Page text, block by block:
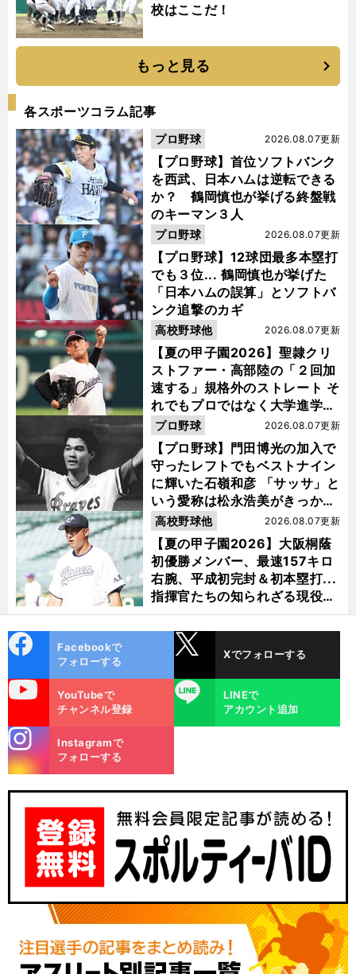
校はここだ！
もっと見る
各スポーツコラム記事
【プロ野球】首位ソフトバンク
を西武、日本ハムは逆転できる
か？ 鶴岡慎也が挙げる終盤戦
のキーマン３人
2026.08.07更新
プロ野球
【プロ野球】12球団最多本塁打
でも３位... 鶴岡慎也が挙げた
「日本ハムの誤算」とソフトバ
ンク追撃のカギ
2026.08.07更新
プロ野球
【夏の甲子園2026】聖隷クリ
ストファー・高部陸の「２回加
速する」規格外のストレート そ
れでもプロではなく大学進学を
選ぶ理由
2026.08.07更新
高校野球他
【プロ野球】門田博光の加入で
守ったレフトでもベストナイン
に輝いた石嶺和彦 「サッサ」と
いう愛称は松永浩美がきっか
け？
2026.08.07更新
プロ野球
【夏の甲子園2026】大阪桐蔭
初優勝メンバー、最速157キロ
右腕、平成初完封＆初本塁打...
指揮官たちの知られざる現役時
代
2026.08.07更新
高校野球他
ok
Facebookで
フォローする
Xでフォローする
YouTubeで
チャンネル登録
LINE
LINEで
アカウント追加
m
Instagramで
フォローする